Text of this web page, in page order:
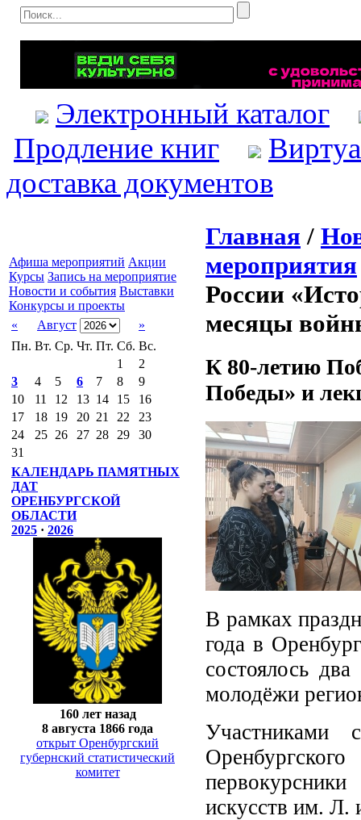
Электронный каталог
Продление книг
доставка документов
Афиша мероприятий Акции
Курсы Запись на мероприятие
Новости и события Выставки
Конкурсы и проекты
«
Август
»
Пн. Вт. Ср. Чт. Пт. Сб. Вс.
1
2
3
4 5 6 7 8
9
10
11 12 13 14 15
16
17
18 19 20 21 22
23
24
25 26 27 28 29
30
31
КАЛЕНДАРЬ ПАМЯТНЫХ
ДАТ
ОРЕНБУРГСКОЙ
ОБЛАСТИ
2025 · 2026
160 лет назад
8 августа 1866 года
открыт Оренбургский
губернский статистический
комитет
Главная /
мероприятия
России
месяцы
К 80-летию
Победы» и
В рамках
года в
состоялось
молодёжи
Участниками
искусств им. Л.